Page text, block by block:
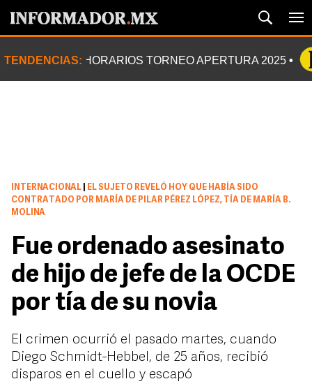
TENDENCIAS: HORARIOS TORNEO APERTURA 2025
INTERNACIONAL
EL SUJETO REVELÓ HOY QUE HABÍA SIDO
CONTRATADO POR MARÍA DE PILAR PÉREZ LÓPEZ, TÍA DE MARÍA B.
MOLINA
Fue ordenado asesinato
de hijo de jefe de la OCDE
por tía de su novia
El crimen ocurrió el pasado martes, cuando
Diego Schmidt-Hebbel, de 25 años, recibió
disparos en el cuello y escapó